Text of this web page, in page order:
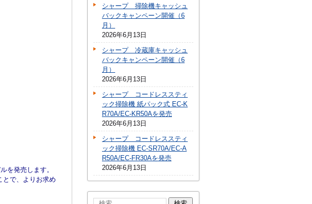
を発売します。
とで、よりお求め
シャープ 掃除機キャッシュ
バックキャンペーン開催（6
月）
2026年6月13日
シャープ 冷蔵庫キャッシュ
バックキャンペーン開催（6
月）
2026年6月13日
シャープ コードレススティ
ック掃除機 紙パック式 EC-K
R70A/EC-KR50Aを発売
2026年6月13日
シャープ コードレススティ
ック掃除機 EC-SR70A/EC-A
R50A/EC-FR30Aを発売
2026年6月13日